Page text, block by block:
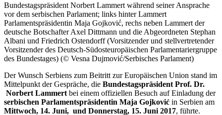
Bundestagspräsident Norbert Lammert während seiner Ansprache
vor dem serbischen Parlament; links hinter Lammert
Parlamentspräsidentin Maja Gojković, rechs neben Lammert der
deutsche Botschafter Axel Dittmann und die Abgeordneten Stephan
Albani und Friedrich Ostendorff (Vorsitzender und stellvertretender
Vorsitzender des Deutsch-Südosteuropäischen Parlamentariergruppe
des Bundestages) (© Vesna Dujmović/Serbisches Parlament)
Der Wunsch Serbiens zum Beitritt zur Europäischen Union stand im
Mittelpunkt der Gespräche, die Bundestagspräsident Prof. Dr.
Norbert Lammert bei einem offiziellen Besuch auf Einladung der
serbischen Parlamentspräsidentin Maja Gojković in Serbien am
Mittwoch, 14. Juni, und Donnerstag, 15. Juni 2017, führte.